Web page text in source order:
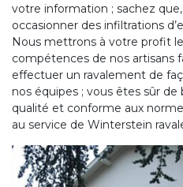
votre information ; sachez
occasionner des infiltrations
Nous mettrons à votre profit
compétences de nos artisans
effectuer un ravalement de
nos équipes ; vous êtes sûr
qualité et conforme aux
au service de Winterstein